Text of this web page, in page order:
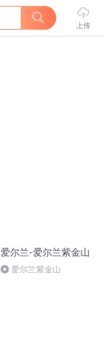
上传
爱尔兰-爱尔兰紫金山
爱尔兰紫金山